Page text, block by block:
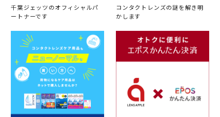
千葉ジェッツのオフィシャルパ
ートナーです
コンタクトレンズの謎を解き明
かします